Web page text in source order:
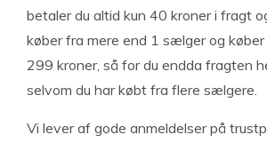
betaler du altid kun 40 kroner i fragt
køber fra mere end 1 sælger og
299 kroner, så for du endda fragten
selvom du har købt fra flere sælgere.
Vi lever af gode anmeldelser på